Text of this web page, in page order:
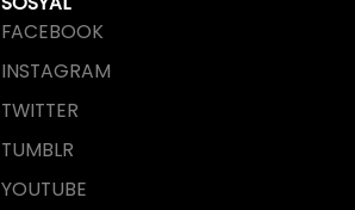
INSTAGRAM